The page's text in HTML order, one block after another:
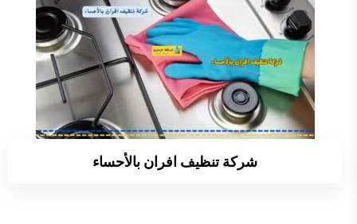
شركة تنظيف افران بالأحساء